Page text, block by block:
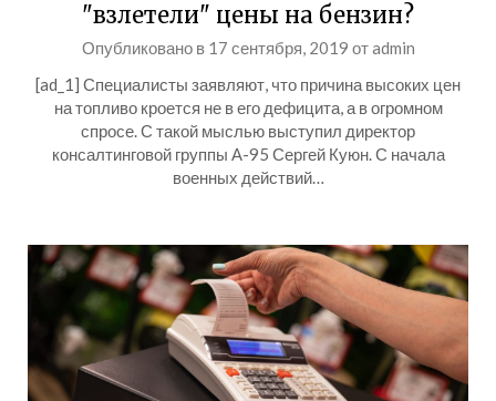
"взлетели" цены на бензин?
Опубликовано в 17 сентября, 2019 отadmin
[ad_1] Специалисты заявляют, что причина высоких цен
на топливо кроется не в его дефицита, а в огромном
спросе. С такой мыслью выступил директор
консалтинговой группы А-95 Сергей Куюн. С начала
военных действий…